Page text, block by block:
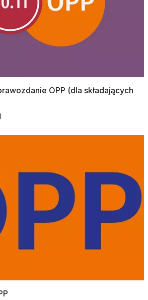
OPP (dla składających